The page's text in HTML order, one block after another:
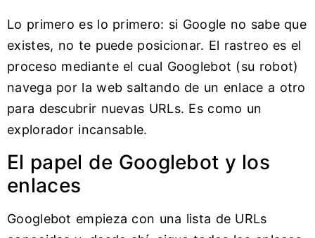
Lo primero es lo primero: si Google no sabe que
existes, no te puede posicionar. El rastreo es el
proceso mediante el cual Googlebot (su robot)
navega por la web saltando de un enlace a otro
para descubrir nuevas URLs. Es como un
explorador incansable.
El papel de Googlebot y los
enlaces
Googlebot empieza con una lista de URLs